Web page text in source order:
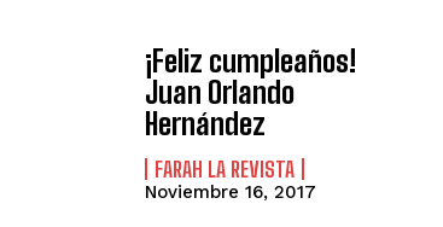
¡Feliz cumpleaños!
Juan Orlando
Hernández
FARAH LA REVISTA
Noviembre 16, 2017